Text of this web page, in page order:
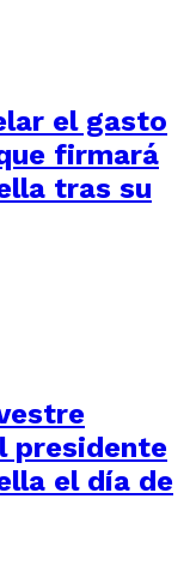
el gasto
firmará
tras su
presidente
el día de